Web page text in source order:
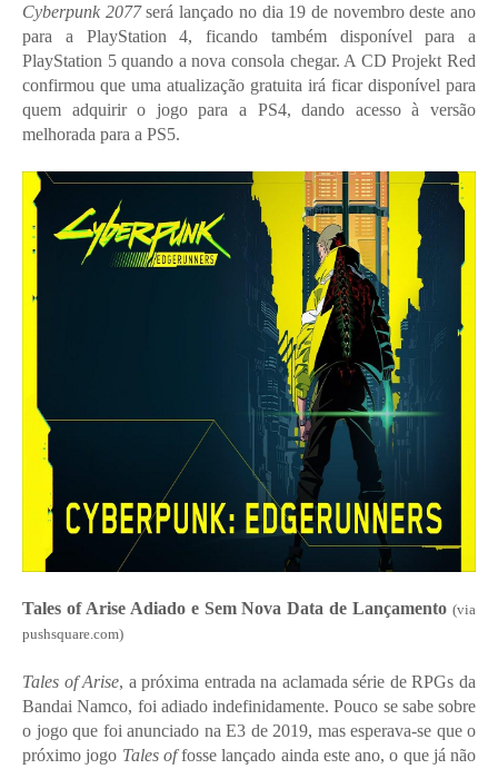
Cyberpunk 2077será lançado no dia 19 de novembro deste ano
para a PlayStation 4, ficando também disponível para a
PlayStation 5 quando a nova consola chegar. A CD Projekt Red
confirmou que uma atualização gratuita irá ficar disponível para
quem adquirir o jogo para a PS4, dando acesso à versão
melhorada para a PS5.
Tales of Arise Adiado e Sem Nova Data de Lançamento (via
pushsquare.com)
Tales of Arise, a próxima entrada na aclamada série de RPGs da
Bandai Namco, foi adiado indefinidamente. Pouco se sabe sobre
o jogo que foi anunciado na E3 de 2019, mas esperava-se que o
próximo jogo Tales offosse lançado ainda este ano, o que já não